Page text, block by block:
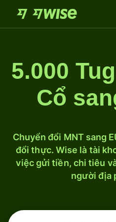
5.000
Cổ
Chuyển đổi MNT sang
đổi thực. Wise là tài
việc gửi tiền, chi tiêu
người địa